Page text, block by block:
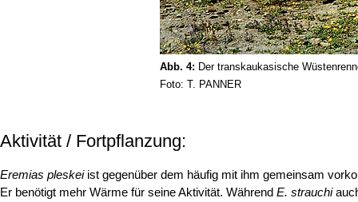
Abb. 4: Der transkaukasische
Foto: T. PANNER
Aktivität / Fortpflanzung:
Eremias pleskeiist gegenüber dem häufig mit ihm gemeinsam
Er benötigt mehr Wärme für seine Aktivität. Während E. strauchi